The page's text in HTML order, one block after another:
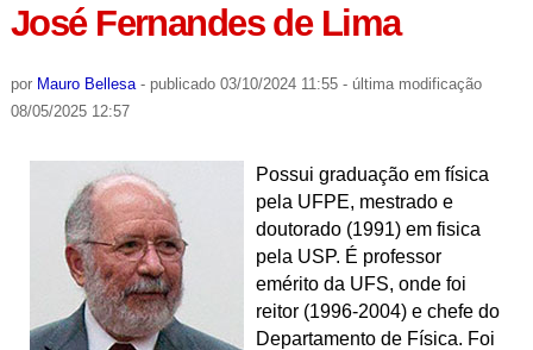
José Fernandes de Lima
por Mauro Bellesa - publicado03/10/2024 11:55 - última modificação
08/05/2025 12:57
Possui graduação em física
pela UFPE, mestrado e
doutorado (1991) em fisica
pela USP. É professor
emérito da UFS, onde foi
reitor (1996-2004) e chefe do
Departamento de Física. Foi